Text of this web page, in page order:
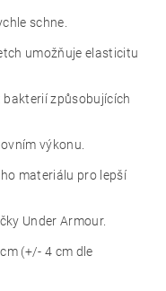
schne.
umožňuje elasticitu
bakterií způsobujících
výkonu.
materiálu pro lepší
Under Armour.
(+/- 4 cm dle